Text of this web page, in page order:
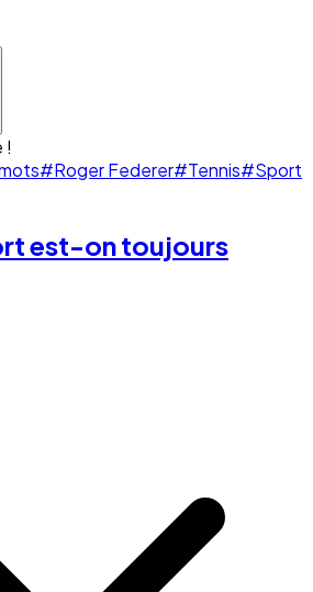
!
#Roger Federer#Tennis#Sport
est-on toujours